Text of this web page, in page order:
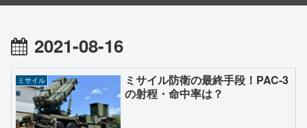
2021-08-16
ミサイル
ミサイル防衛の最終手段！PAC-3
の射程・命中率は？